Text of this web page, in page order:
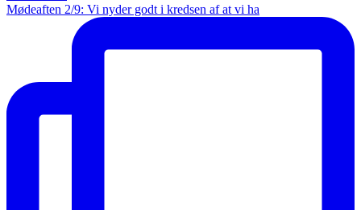
Mødeaften 2/9: Vi nyder godt i kredsen af at vi ha